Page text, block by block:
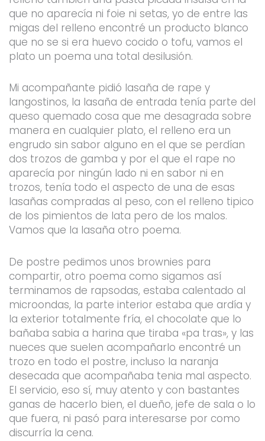
que no aparecía ni foie ni setas, yo de entre las
migas del relleno encontré un producto blanco
que no se si era huevo cocido o tofu, vamos el
plato un poema una total desilusión.
Mi acompañante pidió lasaña de rape y
langostinos, la lasaña de entrada tenía parte del
queso quemado cosa que me desagrada sobre
manera en cualquier plato, el relleno era un
engrudo sin sabor alguno en el que se perdían
dos trozos de gamba y por el que el rape no
aparecía por ningún lado ni en sabor ni en
trozos, tenía todo el aspecto de una de esas
lasañas compradas al peso, con el relleno tipico
de los pimientos de lata pero de los malos.
Vamos que la lasaña otro poema.
De postre pedimos unos brownies para
compartir, otro poema como sigamos así
terminamos de rapsodas, estaba calentado al
microondas, la parte interior estaba que ardía y
la exterior totalmente fría, el chocolate que lo
bañaba sabia a harina que tiraba «pa tras», y las
nueces que suelen acompañarlo encontré un
trozo en todo el postre, incluso la naranja
desecada que acompañaba tenia mal aspecto.
El servicio, eso sí, muy atento y con bastantes
ganas de hacerlo bien, el dueño, jefe de sala o lo
que fuera, ni pasó para interesarse por como
discurría la cena.